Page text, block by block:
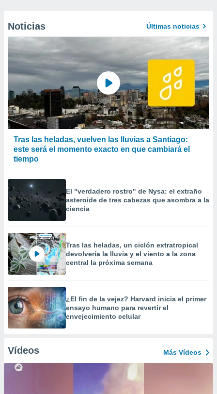
Noticias Últimas noticias
Tras las heladas, vuelven las lluvias a Santiago:
este será el momento exacto en que cambiará el
tiempo
El "verdadero rostro" de Nysa: el extraño
asteroide de tres cabezas que asombra a la
ciencia
Tras las heladas, un ciclón extratropical
devolvería la lluvia y el viento a la zona
central la próxima semana
¿El fin de la vejez? Harvard inicia el primer
ensayo humano para revertir el
envejecimiento celular
Vídeos Más Vídeos